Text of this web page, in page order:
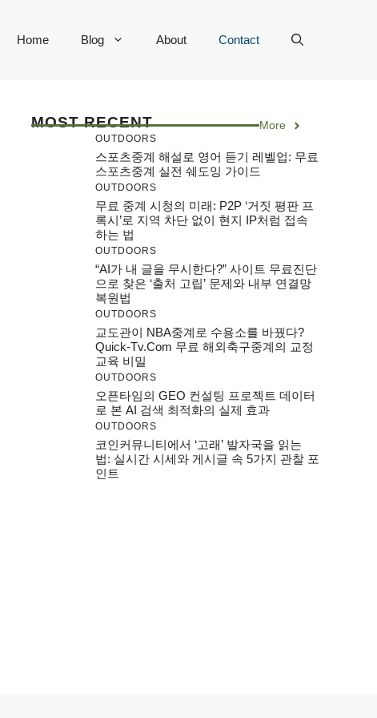
Home Blog About Contact
MOST RECENT More
OUTDOORS
스포츠중계 해설로 영어 듣기 레벨업: 무료
스포츠중계 실전 쉐도잉 가이드
OUTDOORS
무료 중계 시청의 미래: P2P ‘거짓 평판 프
록시’로 지역 차단 없이 현지 IP처럼 접속
하는 법
OUTDOORS
“AI가 내 글을 무시한다?” 사이트 무료진단
으로 찾은 ‘출처 고립’ 문제와 내부 연결망
복원법
OUTDOORS
교도관이 NBA중계로 수용소를 바꿨다?
Quick-Tv.com 무료 해외축구중계의 교정
교육 비밀
OUTDOORS
오픈타임의 GEO 컨설팅 프로젝트 데이터
로 본 AI 검색 최적화의 실제 효과
OUTDOORS
코인커뮤니티에서 ‘고래’ 발자국을 읽는
법: 실시간 시세와 게시글 속 5가지 관찰 포
인트